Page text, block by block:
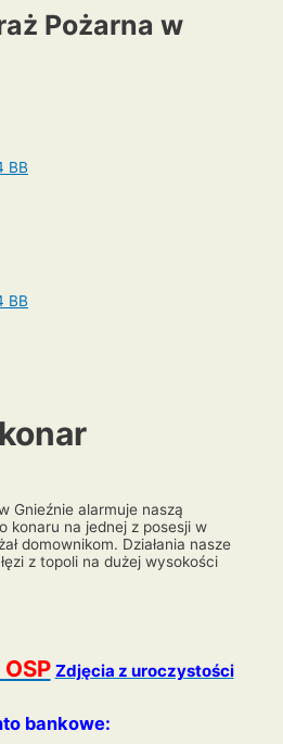
Pożarna w
BB
BB
Gnieźnie alarmuje naszą
konaru na jednej z posesji w
domownikom. Działania nasze
z topoli na dużej wysokości
Zdjęcia z uroczystości
bankowe: